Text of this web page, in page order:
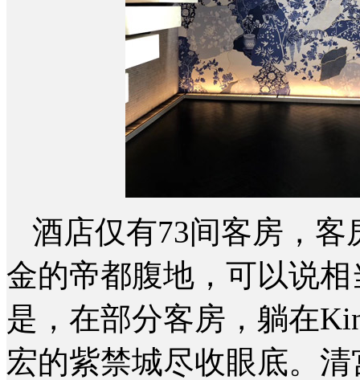
酒店仅有73间客房，
金的帝都腹地，可以说
是，在部分客房，躺在
宏的紫禁城尽收眼底。